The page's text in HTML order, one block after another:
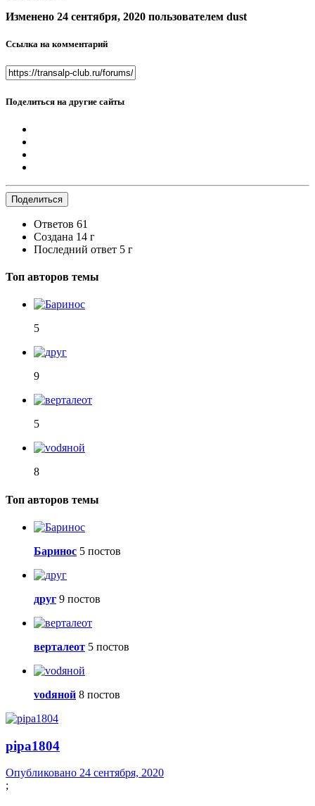
Изменено 24 сентября, 2020 пользователем dust
Ссылка на комментарий
Поделиться на другие сайты
Поделиться
Ответов 61
Создана 14 г
Последний ответ 5 г
Топ авторов темы
5
9
5
8
Топ авторов темы
Баринос 5 постов
друг 9 постов
верталеот 5 постов
vоdяной 8 постов
pipa1804
Опубликовано 24 сентября, 2020
;